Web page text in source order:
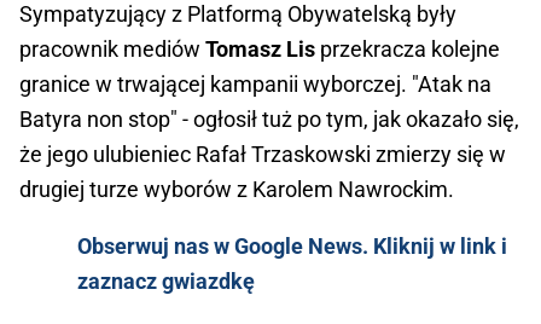
Sympatyzujący z Platformą Obywatelską były
pracownik mediów Tomasz Lis przekracza kolejne
granice w trwającej kampanii wyborczej. "Atak na
Batyra non stop" - ogłosił tuż po tym, jak okazało się,
że jego ulubieniec Rafał Trzaskowski zmierzy się w
drugiej turze wyborów z Karolem Nawrockim.
Obserwuj nas w Google News. Kliknij w link i
zaznacz gwiazdkę